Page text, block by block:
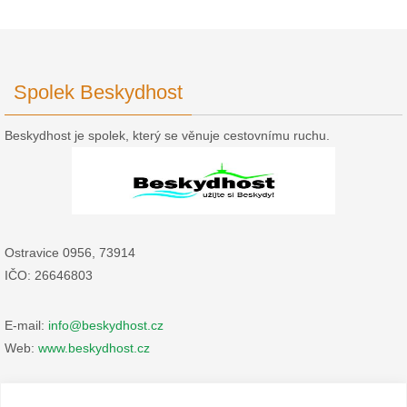
Spolek Beskydhost
Beskydhost je spolek, který se věnuje cestovnímu ruchu.
Ostravice 0956, 73914
IČO: 26646803
E-mail: info@beskydhost.cz
Web: www.beskydhost.cz